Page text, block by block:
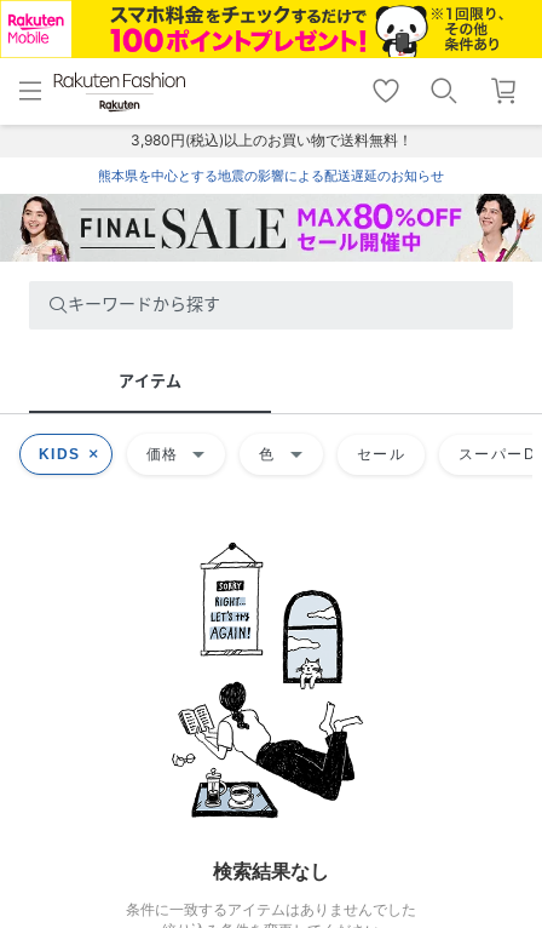
menu home
トップ
shopping_cart lock_outline
ログイン
3,980円(税込)以上のお買い物で送料無料！
熊本県を中心とする地震の影響による配送遅延のお知らせ
キーワードから探す
アイテム
KIDS 価格 arrow_drop_down 色 arrow_drop_down セール スーパー
検索結果なし
条件に一致するアイテムはありませんでした